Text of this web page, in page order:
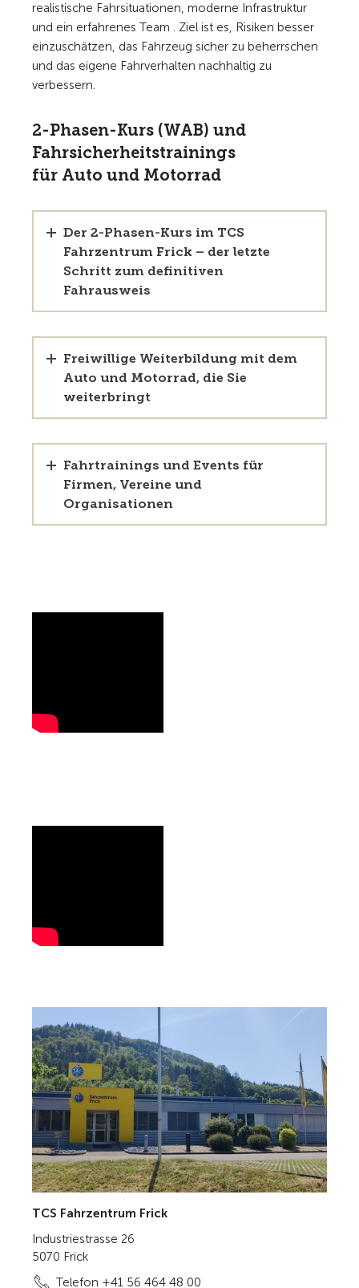
realistische Fahrsituationen, moderne Infrastruktur
und ein erfahrenes Team . Ziel ist es, Risiken besser
einzuschätzen, das Fahrzeug sicher zu beherrschen
und das eigene Fahrverhalten nachhaltig zu
verbessern.
2-Phasen-Kurs (WAB) und
Fahrsicherheitstrainings
für Auto und Motorrad
Der 2-Phasen-Kurs im TCS
Fahrzentrum Frick – der letzte
Schritt zum definitiven
Fahrausweis
Freiwillige Weiterbildung mit dem
Auto und Motorrad, die Sie
weiterbringt
Fahrtrainings und Events für
Firmen, Vereine und
Organisationen
TCS Fahrzentrum Frick
Industriestrasse 26
5070 Frick
Telefon +41 56 464 48 00